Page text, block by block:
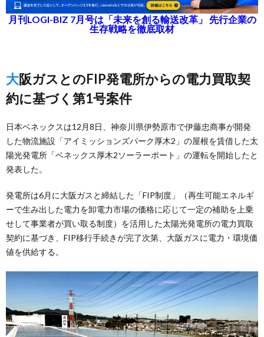
月刊LOGI-BIZ 7月号は「未来を創る輸送改革」 先行企業の
生存戦略を徹底取材
大阪ガスとのFIP発電所からの電力買取契
約に基づく第1号案件
日本ベネックスは12月8日、神奈川県伊勢原市で伊藤忠商事が開発
した物流施設「アイミッションズパーク厚木2」の屋根を賃借した太
陽光発電所「ベネックス厚木2ソーラーポート」の運転を開始したと
発表した。
発電所は6月に大阪ガスと締結した「FIP制度」（再生可能エネルギ
ーで生み出した電力を卸電力市場の価格に応じて一定の補助を上乗
せして事業者が買い取る制度）を活用した太陽光発電所の電力買取
契約に基づき、FIP移行手続きが完了次第、大阪ガスに電力・環境価
値を供給する。